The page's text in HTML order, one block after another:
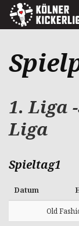
1. Liga
Liga
Spieltag1
Datum
Old